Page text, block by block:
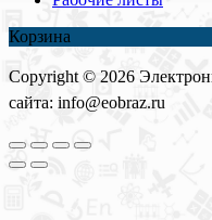
Корзина
Copyright © 2026
сайта: info@eobraz.ru